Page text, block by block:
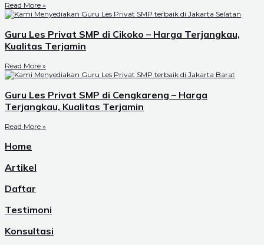
Read More »
Guru Les Privat SMP di Cikoko – Harga Terjangkau,
Kualitas Terjamin
Read More »
Guru Les Privat SMP di Cengkareng – Harga
Terjangkau, Kualitas Terjamin
Read More »
Home
Artikel
Daftar
Testimoni
Konsultasi